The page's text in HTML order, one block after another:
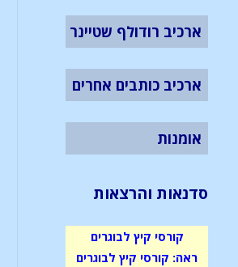
ארכיב רודולף שטיינר
ארכיב כותבים אחרים
אומנות
סדנאות והרצאות
קורסי קיץ לבוגרים
ראה: קורסי קיץ לבוגרים